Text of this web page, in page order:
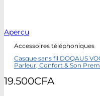
Aperçu
Accessoires téléphoniques
Casque sans fil DOQAUS
Parleur, Confort & Son
19.500CFA